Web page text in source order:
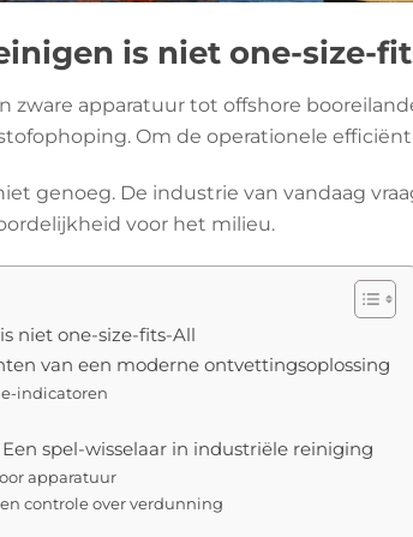
is niet one-size-
zware apparatuur tot offshore
Om de operationele
genoeg. De industrie van vandaag
voor het milieu.
niet one-size-fits-All
van een moderne ontvettingsoplossing
indicatoren
spel-wisselaar in industriële reiniging
apparatuur
controle over verdunning